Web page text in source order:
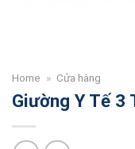
Home » Cửa hàng
Giường Y Tế 3